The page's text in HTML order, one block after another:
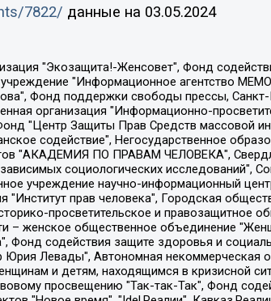
7822/ данные на 03.05.2024
Сергей Евгеньевич, Пономарев Лев Александрович, Савицкая Людмила Алексеевна, Автономная некоммерческая организация "Центр по работе с проблемой насилия "НАСИЛИЮ.НЕТ", Межрегиональный профессиональный союз работников здравоохранения "Альянс врачей", Юридическое лицо, зарегистрированное в Латвийской Республике, SIA "Medusa Project" (регистрационный номер 40103797863, дата регистрации 10.06.2014), Некоммерческая организация "Фонд по борьбе с коррупцией", Автономная некоммерческая организация "Институт права и публичной политики", Баданин Роман Сергеевич, Гликин Максим Александрович, Железнова Мария Михайловна, Лукьянова Юлия Сергеевна, Маетная Елизавета Витальевна, Маняхин Петр Борисович, Чуракова Ольга Владимировна, Ярош Юлия Петровна, Юридическое лицо "The Insider SIA", зарегистрированное в Риге, Латвийская Республика (дата регистрации 26.06.2015), являющееся администратором доменного имени интернет-издания "The Insider SIA", https://theins.ru, Постернак Алексей Евгеньевич, Рубин Михаил Аркадьевич, Анин Роман Александрович, Юридическое лицо Istories fonds, зарегистрированное в Латвийской Республике (регистрационный номер 50008295751, дата регистрации 24.02.2020), Великовский Дмитрий Александрович, Долинина Ирина Николаевна, Мароховская Алеся Алексеевна, Шлейнов Роман Юрьевич, Шмагун Олеся Валентиновна, Общество с ограниченной ответственностью "Альтаир 2021", Общество с ограниченной ответственностью "Вега 2021", Общество с ограниченной ответственностью "Главный редактор 2021", Общество с ограниченной ответственностью "Ромашки монолит", Важенков Артем Валерьевич, Ивановская областная общественная организация "Центр гендерных исследований", Гурман Юрий Альбертович, Медиапроект "ОВД-Инфо", Егоров Владимир Владимирович, Жилинский Владимир Александрович, Общество с ограниченной ответственностью "ЗП", Иванова София Юрьевна, Карезина Инна Павловна, Кильтау Екатерина Викторовна, Петров Алексей Викторович, Пискунов Сергей Евгеньевич, Смирнов Сергей Сергеевич, Тихонов Михаил Сергеевич, Общество с ограниченной ответственностью "ЖУРНАЛИСТ-ИНОСТРАННЫЙ АГЕНТ", Арапова Галина Юрьевна, Вольтская Татьяна Анатольевна, Американская компания "Mason G.E.S. Anonymous Foundation" (США), являющаяся владельцем интернет-издания https://mnews.world/, Компания "Stichting Bellingcat", зарегистрированная в Нидерландах (дата регистрации 11.07.2018), Захаров Андрей Вячеславович, Клепиковская Екатерина Дмитриевна, Общество с ограниченной ответственностью "МЕМО", Перл Роман Александрович, Симонов Евгений Алексеевич, Соловьева Елена Анатольевна, Сотников Даниил Владимирович, Сурначева Елизавета Дмитриевна, Автономная некоммерческая организация по защите прав